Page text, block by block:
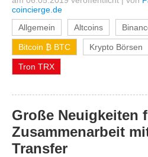
coincierge.de
Allgemein
Altcoins
Bitcoin ₿ BTC Krypto Börsen
Tron TRX
Große Neuigkeiten
Zusammenarbeit
Transfer